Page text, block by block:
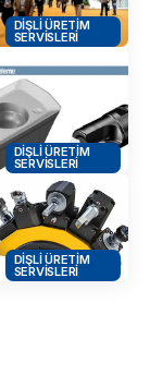
DIŞLI ÜRETIM
SERVISLERI
DIŞLI ÜRETIM
SERVISLERI
DIŞLI ÜRETIM
SERVISLERI